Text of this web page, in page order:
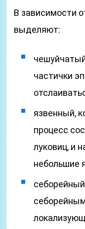
В зависимости
выделяют:
частички
язвенный,
процесс
луковиц, и
небольшие